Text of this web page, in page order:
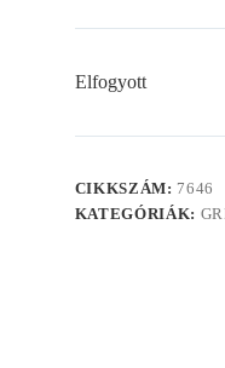
Elfogyott
CIKKSZÁM: 7646
KATEGÓRIÁK: